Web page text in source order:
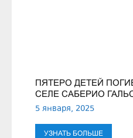
ПЯТЕРО ДЕТЕЙ
СЕЛЕ САБЕРИО
5 января, 2025
УЗНАТЬ БОЛЬШЕ